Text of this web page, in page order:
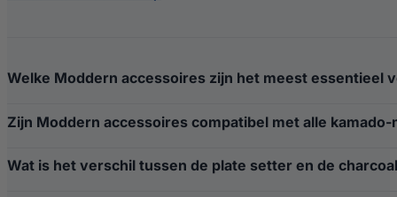
Welke Moddern accessoires zijn het meest essentieel
Zijn Moddern accessoires compatibel met alle kamado-
Wat is het verschil tussen de plate setter en de